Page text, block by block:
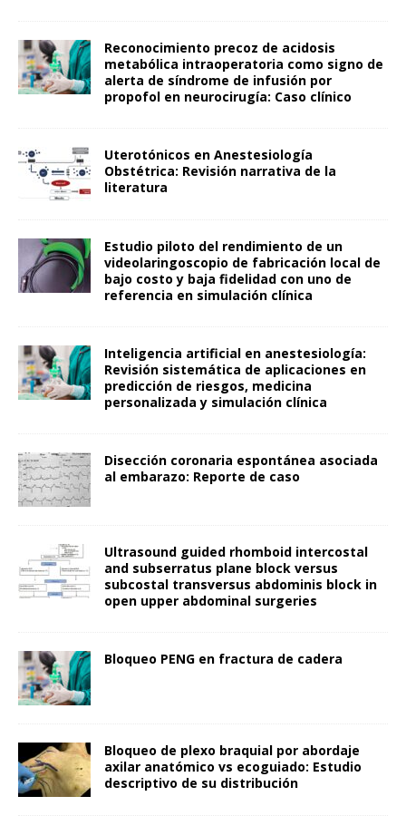
Reconocimiento precoz de acidosis
metabólica intraoperatoria como signo de
alerta de síndrome de infusión por
propofol en neurocirugía: Caso clínico
Uterotónicos en Anestesiología
Obstétrica: Revisión narrativa de la
literatura
Estudio piloto del rendimiento de un
videolaringoscopio de fabricación local de
bajo costo y baja fidelidad con uno de
referencia en simulación clínica
Inteligencia artificial en anestesiología:
Revisión sistemática de aplicaciones en
predicción de riesgos, medicina
personalizada y simulación clínica
Disección coronaria espontánea asociada
al embarazo: Reporte de caso
Ultrasound guided rhomboid intercostal
and subserratus plane block versus
subcostal transversus abdominis block in
open upper abdominal surgeries
Bloqueo PENG en fractura de cadera
Bloqueo de plexo braquial por abordaje
axilar anatómico vs ecoguiado: Estudio
descriptivo de su distribución